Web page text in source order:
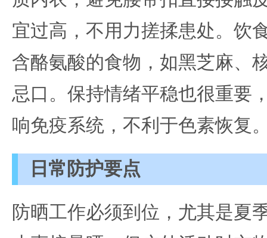
宜过高，不用力搓揉患处。饮
含酪氨酸的食物，如黑芝麻、
忌口。保持情绪平稳也很重要
响免疫系统，不利于色素恢复
日常防护要点
防晒工作必须到位，尤其是夏